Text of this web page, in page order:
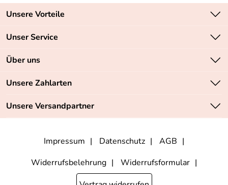
Unsere Vorteile
Zahlungsarten: Vorkasse, PayPal, PayPal Express
Unser Service
Kontakt
Retourenabwicklung
Lieferbedingungen
Über uns
Unsere Bestseller
Neu
Unsere Zahlarten
Unsere Versandpartner
Impressum Datenschutz
AGB
Widerrufsbelehrung
Widerrufsformular